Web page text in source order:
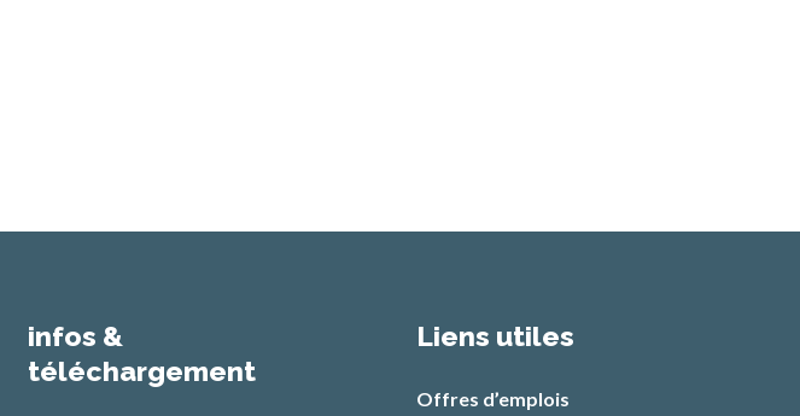
infos &
téléchargement
Liens utiles
Offres d’emplois